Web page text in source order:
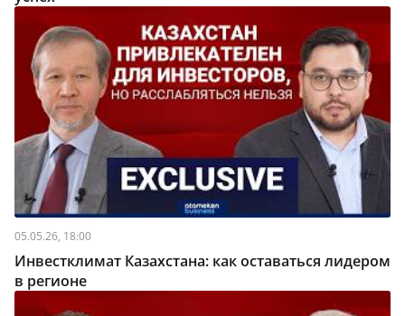
05.05.26, 18:00
Инвестклимат Казахстана: как оставаться лидером
в регионе